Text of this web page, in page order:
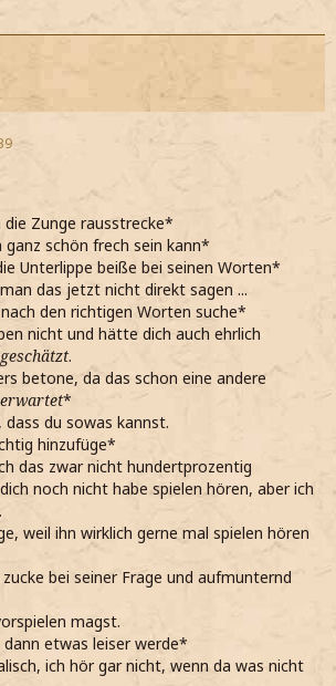
Zunge rausstrecke*
schön frech sein kann*
Unterlippe beiße bei seinen Worten*
das jetzt nicht direkt sagen ...
den richtigen Worten suche*
nicht und hätte dich auch ehrlich
.
betone, da das schon eine andere
erwartet*
du sowas kannst.
hinzufüge*
das zwar nicht hundertprozentig
noch nicht habe spielen hören, aber ich
weil ihn wirklich gerne mal spielen hören
bei seiner Frage und aufmunternd
magst.
etwas leiser werde*
ich hör gar nicht, wenn da was nicht